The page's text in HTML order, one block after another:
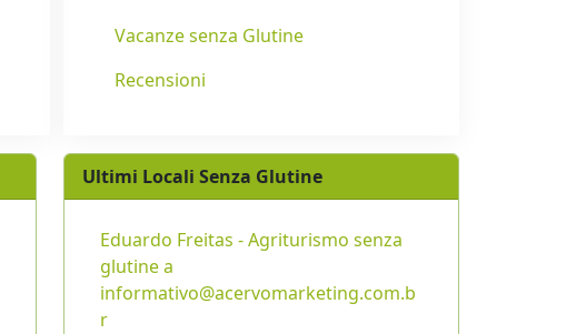
Vacanze senza Glutine
Recensioni
Ultimi Locali Senza Glutine
Eduardo Freitas - Agriturismo senza
glutine a
informativo@acervomarketing.com.b
r